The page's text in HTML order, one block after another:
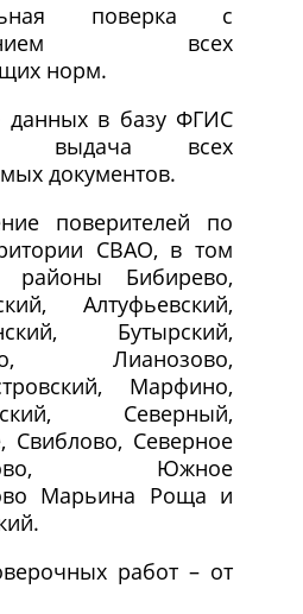
поверка с
всех
норм.
данных в базу ФГИС
выдача всех
документов.
поверителей по
СВАО, в том
Бибирево,
Алтуфьевский,
Бутырский,
Лианозово,
Марфино,
Северный,
Свиблово, Северное
Южное
Марьина Роща и
работ – от